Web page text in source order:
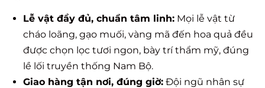
Lễ vật đầy đủ, chuẩn tâm linh: Mọi lễ vật từ
cháo loãng, gạo muối, vàng mã đến hoa quả đều
được chọn lọc tươi ngon, bày trí thẩm mỹ, đúng
lề lối truyền thống Nam Bộ.
Giao hàng tận nơi, đúng giờ: Đội ngũ nhân sự